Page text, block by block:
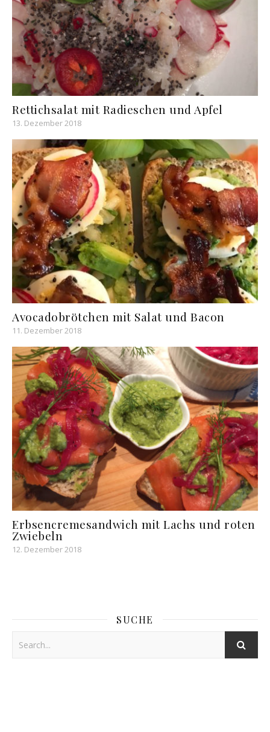
Rettichsalat mit Radieschen und Apfel
13. Dezember 2018
Avocadobrötchen mit Salat und Bacon
11. Dezember 2018
Erbsencremesandwich mit Lachs und roten
Zwiebeln
12. Dezember 2018
SUCHE